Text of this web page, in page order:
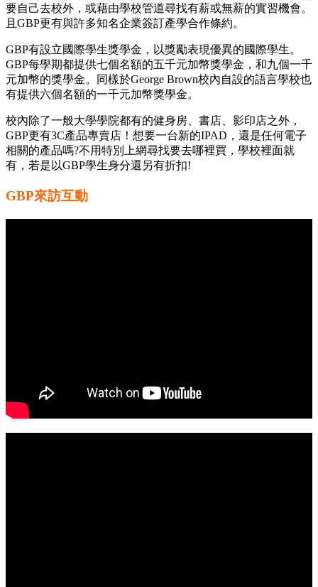
要自己去校外，或藉由學校管道尋找有薪或無薪的實習機會。
且GBP更有與許多知名企業簽訂產學合作條約。
GBP有設立國際學生獎學金，以獎勵表現優異的國際學生。
GBP每學期都提供七個名額的五千元加幣獎學金，和九個一千
元加幣的獎學金。同樣於George Brown校內自設的語言學校也
有提供六個名額的一千元加幣獎學金。
校內除了一般大學學院都有的健身房、書店、影印店之外，
GBP更有3C產品專賣店！想要一台新的IPAD，還是任何電子
相關的產品嗎?不用特別上網尋找要去哪裡買，學校裡面就
有，若是以GBP學生身分還另有折扣!
GBP來訪互動